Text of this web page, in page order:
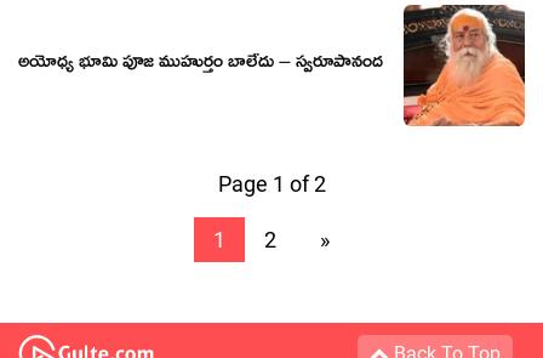
అయోధ్య భూమి పూజ ముహుర్తం బాలేదు – స్వరూపానంద
Page 1 of 2
1 2 »
Back To Top